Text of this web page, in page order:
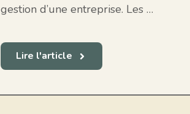
gestion d’une entreprise. Les …
Lire l'article